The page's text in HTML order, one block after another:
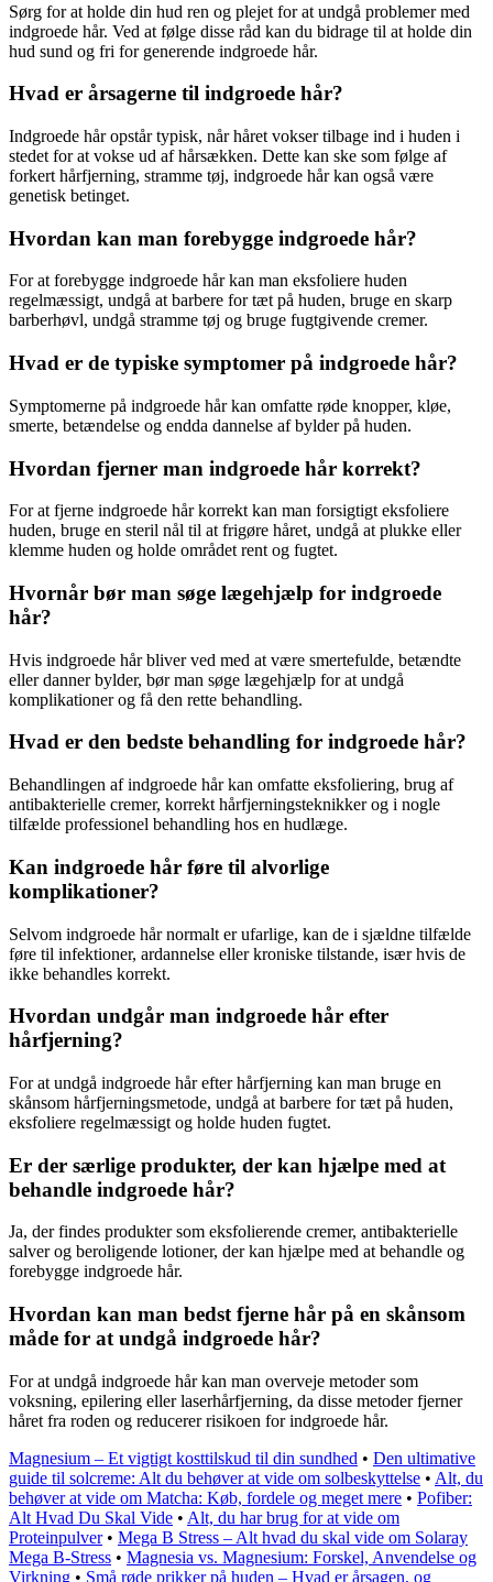
Sørg for at holde din hud ren og plejet for at undgå problemer med
indgroede hår. Ved at følge disse råd kan du bidrage til at holde din
hud sund og fri for generende indgroede hår.
Hvad er årsagerne til indgroede hår?
Indgroede hår opstår typisk, når håret vokser tilbage ind i huden i
stedet for at vokse ud af hårsækken. Dette kan ske som følge af
forkert hårfjerning, stramme tøj, indgroede hår kan også være
genetisk betinget.
Hvordan kan man forebygge indgroede hår?
For at forebygge indgroede hår kan man eksfoliere huden
regelmæssigt, undgå at barbere for tæt på huden, bruge en skarp
barberhøvl, undgå stramme tøj og bruge fugtgivende cremer.
Hvad er de typiske symptomer på indgroede hår?
Symptomerne på indgroede hår kan omfatte røde knopper, kløe,
smerte, betændelse og endda dannelse af bylder på huden.
Hvordan fjerner man indgroede hår korrekt?
For at fjerne indgroede hår korrekt kan man forsigtigt eksfoliere
huden, bruge en steril nål til at frigøre håret, undgå at plukke eller
klemme huden og holde området rent og fugtet.
Hvornår bør man søge lægehjælp for indgroede
hår?
Hvis indgroede hår bliver ved med at være smertefulde, betændte
eller danner bylder, bør man søge lægehjælp for at undgå
komplikationer og få den rette behandling.
Hvad er den bedste behandling for indgroede hår?
Behandlingen af indgroede hår kan omfatte eksfoliering, brug af
antibakterielle cremer, korrekt hårfjerningsteknikker og i nogle
tilfælde professionel behandling hos en hudlæge.
Kan indgroede hår føre til alvorlige
komplikationer?
Selvom indgroede hår normalt er ufarlige, kan de i sjældne tilfælde
føre til infektioner, ardannelse eller kroniske tilstande, især hvis de
ikke behandles korrekt.
Hvordan undgår man indgroede hår efter
hårfjerning?
For at undgå indgroede hår efter hårfjerning kan man bruge en
skånsom hårfjerningsmetode, undgå at barbere for tæt på huden,
eksfoliere regelmæssigt og holde huden fugtet.
Er der særlige produkter, der kan hjælpe med at
behandle indgroede hår?
Ja, der findes produkter som eksfolierende cremer, antibakterielle
salver og beroligende lotioner, der kan hjælpe med at behandle og
forebygge indgroede hår.
Hvordan kan man bedst fjerne hår på en skånsom
måde for at undgå indgroede hår?
For at undgå indgroede hår kan man overveje metoder som
voksning, epilering eller laserhårfjerning, da disse metoder fjerner
håret fra roden og reducerer risikoen for indgroede hår.
Magnesium – Et vigtigt kosttilskud til din sundhed • Den ultimative
guide til solcreme: Alt du behøver at vide om solbeskyttelse • Alt, du
behøver at vide om Matcha: Køb, fordele og meget mere • Pofiber:
Alt Hvad Du Skal Vide • Alt, du har brug for at vide om
Proteinpulver• Mega B Stress – Alt hvad du skal vide om Solaray
Mega B-Stress • Magnesia vs. Magnesium: Forskel, Anvendelse og
Virkning • Små røde prikker på huden – Hvad er årsagen, og